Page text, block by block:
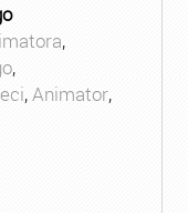
,
,
,Animator,